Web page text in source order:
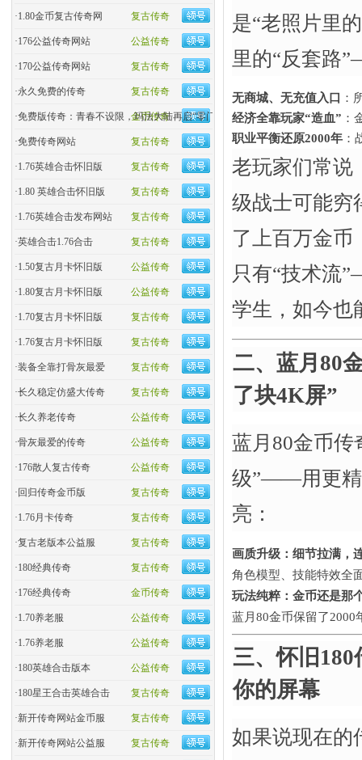
复古传奇
·1.80金币复古传奇网
公益传奇
·176公益传奇网站
复古传奇
·170公益传奇网站
复古传奇
·永久免费的传奇
金币传奇
·免费版传奇：青春不设限，玛法大陆再启“零门槛”热血
复古传奇
·免费传奇网站
复古传奇
·1.76英雄合击怀旧版
复古传奇
·1.80 英雄合击怀旧版
复古传奇
·1.76英雄合击发布网站
复古传奇
·英雄合击1.76合击
公益传奇
·1.50复古月卡怀旧版
公益传奇
·1.80复古月卡怀旧版
复古传奇
·1.70复古月卡怀旧版
复古传奇
·1.76复古月卡怀旧版
复古传奇
·装备全靠打骨灰最爱
复古传奇
·长久稳定仿盛大传奇
公益传奇
·长久养老传奇
公益传奇
·骨灰最爱的传奇
公益传奇
·176散人复古传奇
复古传奇
· 回归传奇金币版
复古传奇
·1.76月卡传奇
复古传奇
·复古老版本公益服
复古传奇
·180经典传奇
金币传奇
·176经典传奇
公益传奇
·1.70养老服
公益传奇
·1.76养老服
公益传奇
·180英雄合击版本
复古传奇
·180星王合击英雄合击
复古传奇
·新开传奇网站金币服
复古传奇
·新开传奇网站公益服
是“老照片里
里的“反套路
无商城、无充值入口 ：
经济全靠玩家“造血”​ ：
职业平衡还原2000年 ：
老玩家们常说
级战士可能穷
了上百万金币
只有“技术流
学生，如今也
二、蓝月80
了块4K屏”​
蓝月80金币传
级”——用更精
亮：
画质升级：细节拉满，
角色模型、技能特效全
玩法纯粹：金币还是那
蓝月80金币保留了
三、怀旧180
你的屏幕
如果说现在的